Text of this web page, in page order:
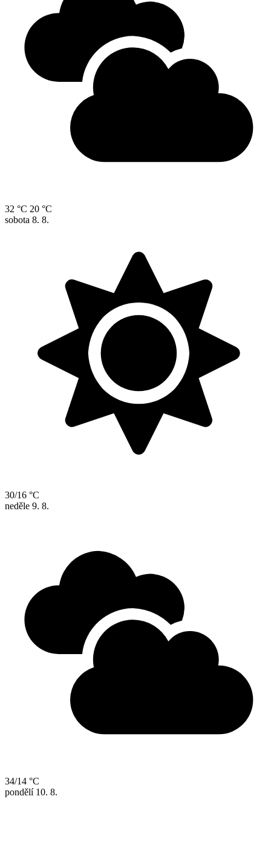
32 °C 20 °C
sobota 8. 8.
30/16 °C
neděle 9. 8.
34/14 °C
pondělí 10. 8.